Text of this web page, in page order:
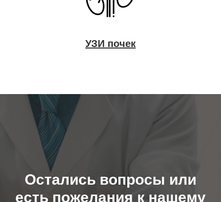
УЗИ почек
Остались вопросы или
есть пожелания к нашему